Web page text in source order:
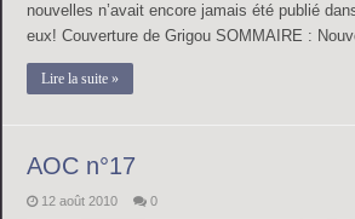
nouvelles n’avait encore jamais été publié
eux! Couverture de Grigou SOMMAIRE :
Lire la suite »
AOC n°17
12 août 2010 0